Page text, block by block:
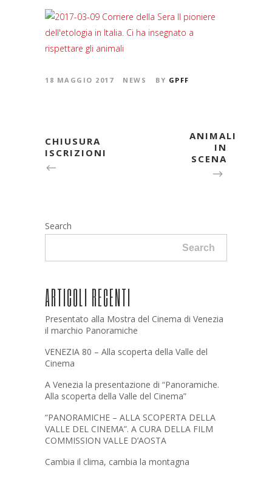
18 MAGGIO 2017 NEWS BY GPFF
CHIUSURA
ISCRIZIONI
ANIMALI
IN
SCENA
Search
Search
ARTICOLI RECENTI
Presentato alla Mostra del Cinema di Venezia
il marchio Panoramiche
VENEZIA 80 – Alla scoperta della Valle del
Cinema
A Venezia la presentazione di “Panoramiche.
Alla scoperta della Valle del Cinema”
“PANORAMICHE – ALLA SCOPERTA DELLA
VALLE DEL CINEMA”. A CURA DELLA FILM
COMMISSION VALLE D’AOSTA
Cambia il clima, cambia la montagna